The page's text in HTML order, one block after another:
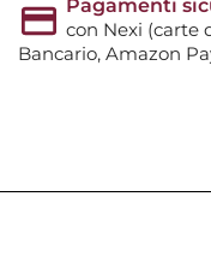
Pagamenti
con Nexi (carte
Bancario, Amazon